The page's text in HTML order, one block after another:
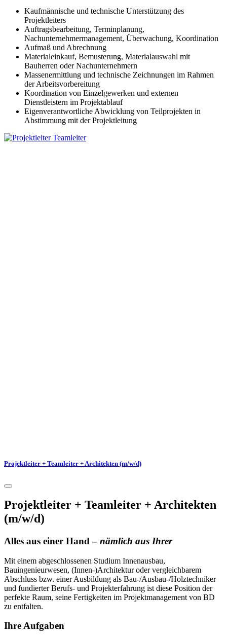
Kaufmännische und technische Unterstützung des
Projektleiters
Auftragsbearbeitung, Terminplanung,
Nachunternehmermanagement, Überwachung, Koordination
Aufmaß und Abrechnung
Materialeinkauf, Bemusterung, Materialauswahl mit
Bauherren oder Nachunternehmern
Massenermittlung und technische Zeichnungen im Rahmen
der Arbeitsvorbereitung
Koordination von Einzelgewerken und externen
Dienstleistern im Projektablauf
Eigenverantwortliche Abwicklung von Teilprojekten in
Abstimmung mit der Projektleitung
Projektleiter + Teamleiter + Architekten (m/w/d)
Projektleiter + Teamleiter + Architekten
(m/w/d)
Alles aus einer Hand – nämlich aus Ihrer
Mit einem abgeschlossenen Studium Innenausbau,
Bauingenieurwesen, (Innen-)Architektur oder vergleichbarem
Abschluss bzw. einer Ausbildung als Bau-/Ausbau-/Holztechniker
und fundierter Berufs- und Projekterfahrung ist diese Position der
perfekte Raum, seine Fertigkeiten im Projektmanagement von BD
zu entfalten.
Ihre Aufgaben